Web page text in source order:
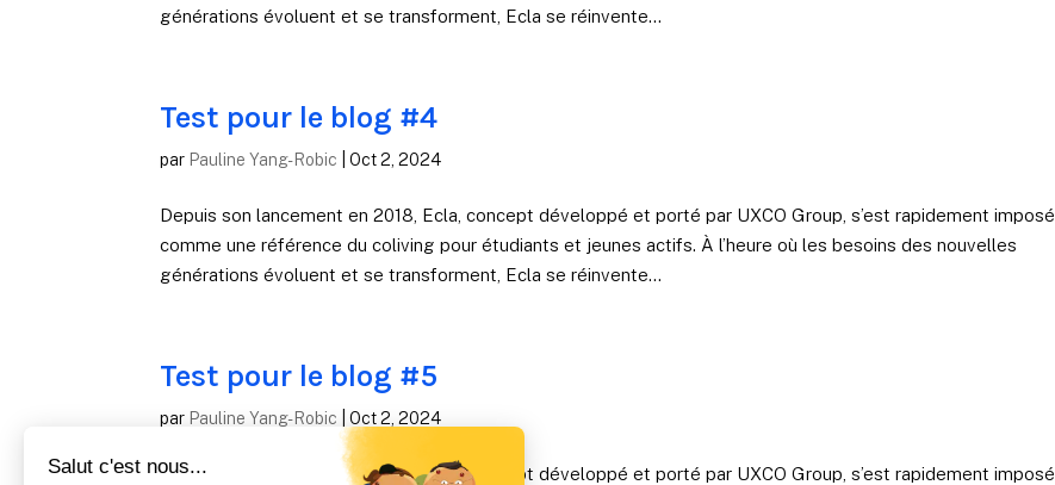
générations évoluent et se transforment, Ecla se réinvente...
Test pour le blog #4
par Pauline Yang-Robic |Oct 2, 2024
Depuis son lancement en 2018, Ecla, concept développé et porté par UXCO Group, s’est rapidement imposé
comme une référence du coliving pour étudiants et jeunes actifs. À l’heure où les besoins des nouvelles
générations évoluent et se transforment, Ecla se réinvente...
Test pour le blog #5
par Pauline Yang-Robic |Oct 2, 2024
Depuis son lancement en 2018, Ecla, concept développé et porté par UXCO Group, s’est rapidement imposé